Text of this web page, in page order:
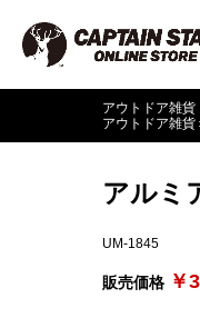
アウトドア雑貨
アウトドア雑貨
アルミ
UM-1845
販売価格 ￥